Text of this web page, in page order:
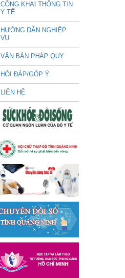
CÔNG KHAI THÔNG TIN
Y TẾ
HƯỚNG DẪN NGHIỆP
VỤ
VĂN BẢN PHÁP QUY
HỎI ĐÁP/GÓP Ý
LIÊN HỆ